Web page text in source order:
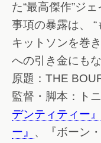
た“最高傑作”ジ
事項の暴露は、 “
キットソンを巻
への引き金にも
原題：THE
監督・脚本：ト
デンティティー』
ー』 、『ボーン